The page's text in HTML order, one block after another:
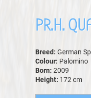
PR.H.
Breed: German
Colour: Palomino
Born: 2009
Height: 172 cm